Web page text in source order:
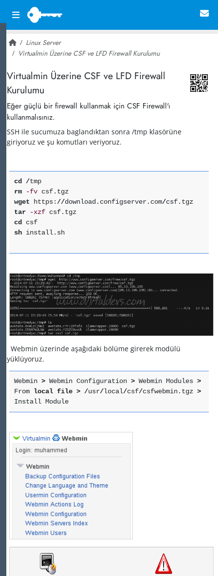
Linux Server
Virtualmin Üzerine CSF ve LFD Firewall Kurulumu
Virtualmin Üzerine CSF ve LFD Firewall
Kurulumu
Eğer güçlü bir firewall kullanmak için CSF Firewall'ı
kullanmalısınız.
SSH ile sucumuza baglandıktan sonra /tmp klasörüne
giriyoruz ve şu komutları veriyoruz.
cd /tmp
rm
-fv csf.tgz
wget https://download.configserver.com/csf.tgz
tar
-xzf csf.tgz
cd
csf
sh install.sh
Webmin üzerinde aşağıdaki bölüme girerek modülü
yüklüyoruz.
Webmin > Webmin Configuration > Webmin Modules >
From local file > /usr/local/csf/csfwebmin.tgz >
Install Module